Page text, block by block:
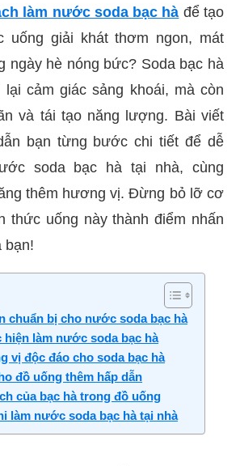
làm nước soda bạc hà để tạo
uống giải khát thơm ngon, mát
ngày hè nóng bức? Soda bạc hà
lại cảm giác sảng khoái, mà còn
và tái tạo năng lượng. Bài viết
bạn từng bước chi tiết để dễ
soda bạc hà tại nhà, cùng
thêm hương vị. Đừng bỏ lỡ cơ
thức uống này thành điểm nhấn
bạn!
chuẩn bị cho nước soda bạc hà
làm nước soda bạc hà
vị độc đáo cho soda bạc hà
đồ uống thêm hấp dẫn
của bạc hà trong đồ uống
làm nước soda bạc hà tại nhà